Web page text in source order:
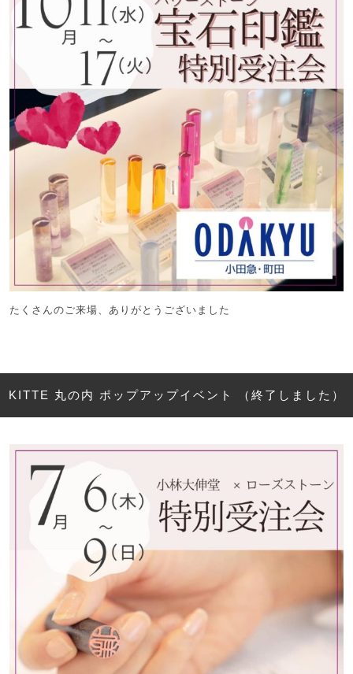
たくさんのご来場、ありがとうございました
KITTE 丸の内 ポップアップイベント （終了しました）